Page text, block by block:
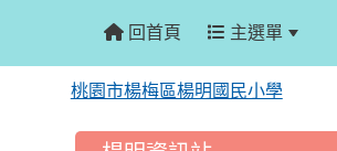
回首頁 主選單
桃園市楊梅區楊明國民小學
:::